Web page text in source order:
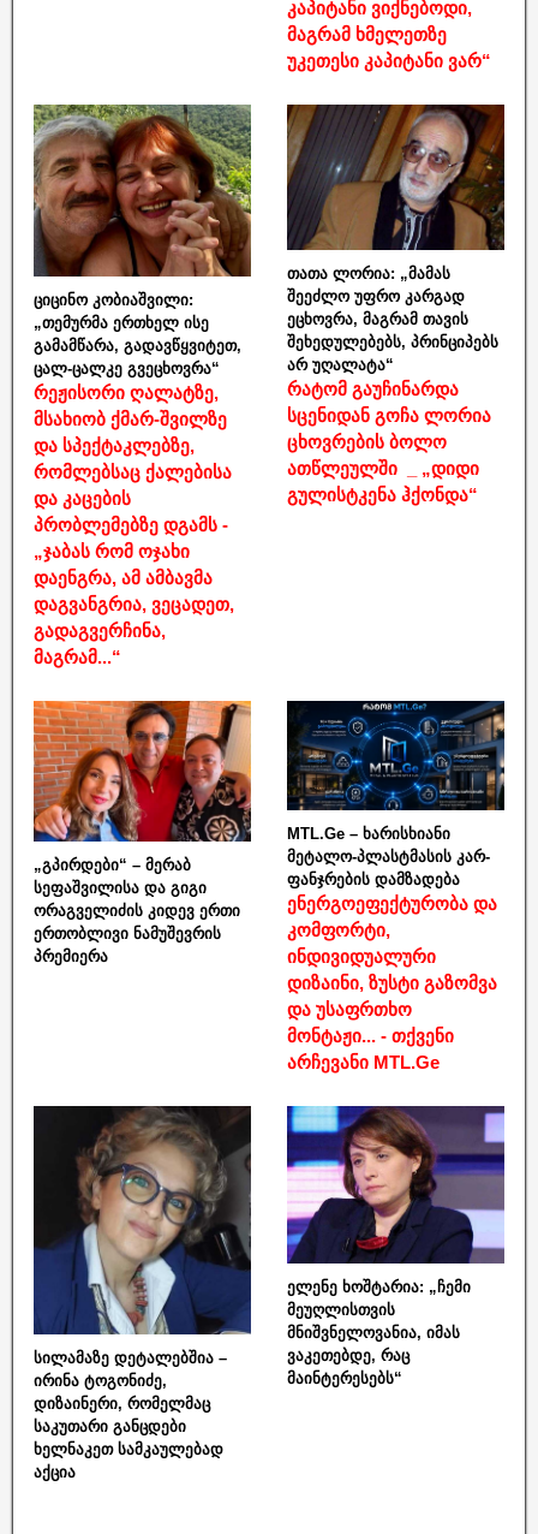
კაპიტანი ვიქნებოდი,
მაგრამ ხმელეთზე
უკეთესი კაპიტანი ვარ“
ციცინო კობიაშვილი:
„თემურმა ერთხელ ისე
გამამწარა, გადავწყვიტეთ,
ცალ-ცალკე გვეცხოვრა“
რეჟისორი ღალატზე,
მსახიობ ქმარ-შვილზე
და სპექტაკლებზე,
რომლებსაც ქალებისა
და კაცების
პრობლემებზე დგამს -
„ჯაბას რომ ოჯახი
დაენგრა, ამ ამბავმა
დაგვანგრია, ვეცადეთ,
გადაგვერჩინა,
მაგრამ...“
თათა ლორია: „მამას
შეეძლო უფრო კარგად
ეცხოვრა, მაგრამ თავის
შეხედულებებს, პრინციპებს
არ უღალატა“
რატომ გაუჩინარდა
სცენიდან გოჩა ლორია
ცხოვრების ბოლო
ათწლეულში _ „დიდი
გულისტკენა ჰქონდა“
„გპირდები“ – მერაბ
სეფაშვილისა და გიგი
ორაგველიძის კიდევ ერთი
ერთობლივი ნამუშევრის
პრემიერა
MTL.Ge – ხარისხიანი
მეტალო-პლასტმასის კარ-
ფანჯრების დამზადება
ენერგოეფექტურობა და
კომფორტი,
ინდივიდუალური
დიზაინი, ზუსტი გაზომვა
და უსაფრთხო
მონტაჟი... - თქვენი
არჩევანი MTL.Ge
სილამაზე დეტალებშია –
ირინა ტოგონიძე,
დიზაინერი, რომელმაც
საკუთარი განცდები
ხელნაკეთ სამკაულებად
აქცია
ელენე ხოშტარია: „ჩემი
მეუღლისთვის
მნიშვნელოვანია, იმას
ვაკეთებდე, რაც
მაინტერესებს“